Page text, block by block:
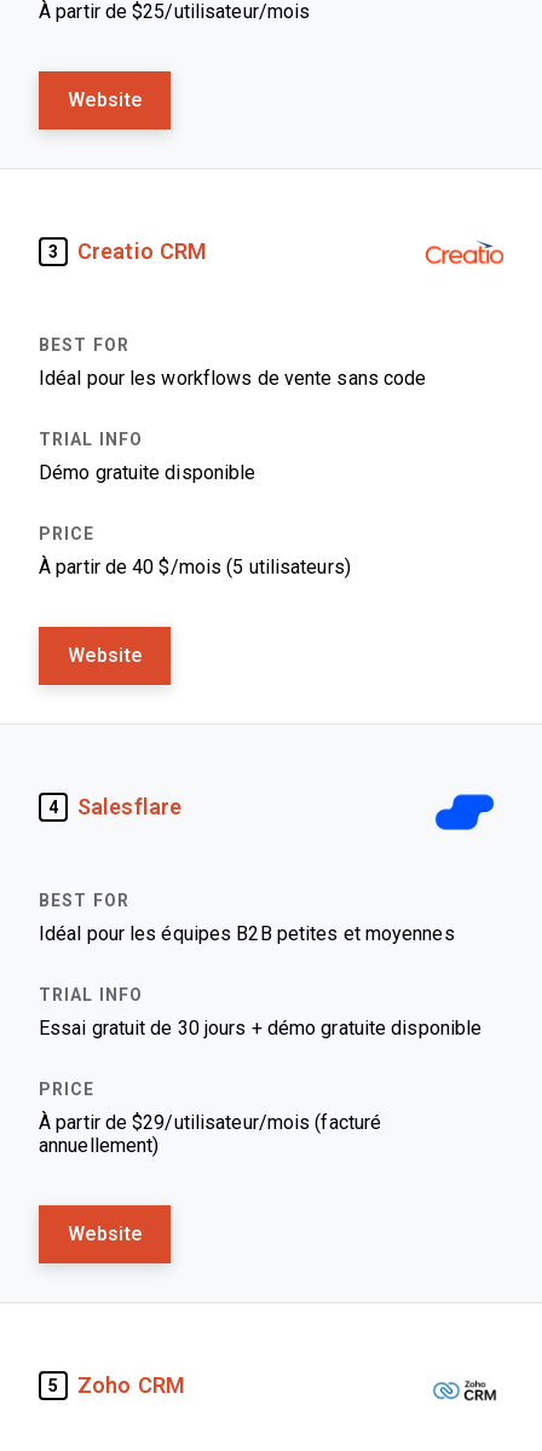
À partir de $25/utilisateur/mois
Website
3 Creatio CRM
Idéal pour les workflows de vente sans code
Démo gratuite disponible
À partir de 40 $/mois (5 utilisateurs)
Website
4 Salesflare
Idéal pour les équipes B2B petites et moyennes
Essai gratuit de 30 jours + démo gratuite disponible
À partir de $29/utilisateur/mois (facturé
annuellement)
Website
5 Zoho CRM